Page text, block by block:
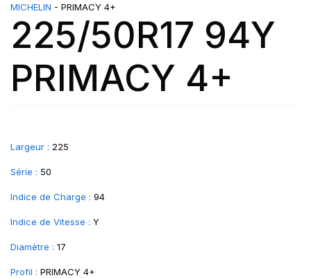
MICHELIN - PRIMACY 4+
225/50R17 94Y
PRIMACY 4+
Largeur : 225
Série : 50
Indice de Charge : 94
Indice de Vitesse : Y
Diamètre : 17
Profil : PRIMACY 4+